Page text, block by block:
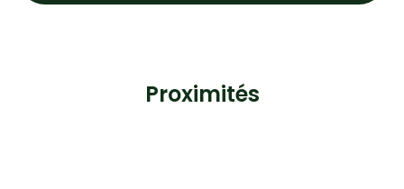
Proximités